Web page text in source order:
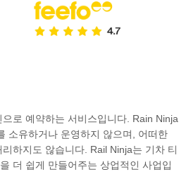
로 예약하는 서비스입니다. Rain Ninja
소유하거나 운영하지 않으며, 어떠한
하지도 않습니다. Rail Ninja는 기차 티
더 쉽게 만들어주는 상업적인 사업입